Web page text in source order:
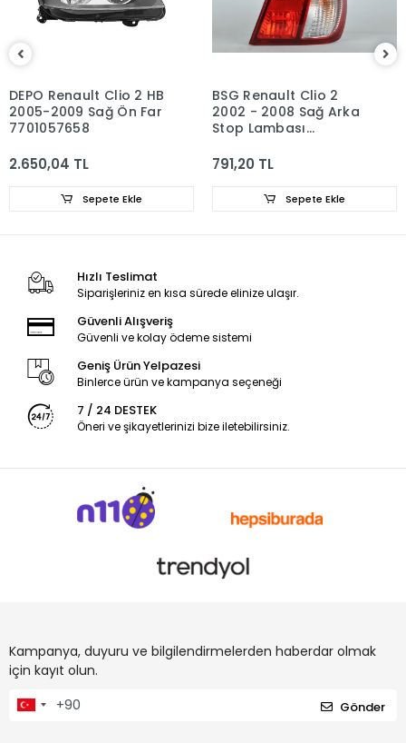
DEPO Renault Clio 2 HB
2005-2009 Sağ Ön Far
7701057658
2.650,04 TL
Sepete Ekle
BSG Renault Clio 2
2002 - 2008 Sağ Arka
Stop Lambası
791,20 TL
Sepete Ekle
Hızlı Teslimat
Siparişleriniz en kısa sürede elinize ulaşır.
Güvenli Alışveriş
Güvenli ve kolay ödeme sistemi
Geniş Ürün Yelpazesi
Binlerce ürün ve kampanya seçeneği
7 / 24 DESTEK
Öneri ve şikayetlerinizi bize iletebilirsiniz.
Kampanya, duyuru ve bilgilendirmelerden haberdar olmak
için kayıt olun.
Gönder